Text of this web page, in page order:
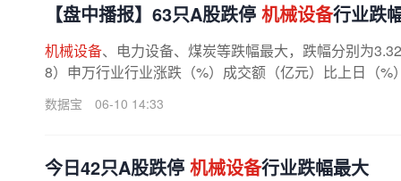
【盘中播报】63只A股跌停 机械设备行业跌
机械设备、电力设备、煤炭等跌幅最大，跌幅分别为
8）申万行业行业涨跌（%）成交额（亿元）比上日（
数据宝 06-10 14:33
今日42只A股跌停 机械设备行业跌幅最大